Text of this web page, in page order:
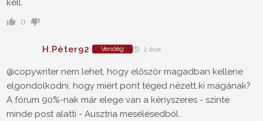
kell.
0
H.Péter92 Vendég 2 éve
@copywriter nem lehet, hogy először magadban kellene
elgondolkodni, hogy miért pont téged nézett ki magának?
A fórum 90%-nak már elege van a kényszeres - szinte
minde post alatti - Ausztria mesélésedből..